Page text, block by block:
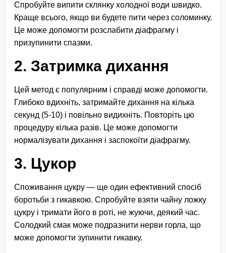
Спробуйте випити склянку холодної води швидко.
Краще всього, якщо ви будете пити через соломинку.
Це може допомогти розслабити діафрагму і
призупинити спазми.
2. Затримка дихання
Цей метод є популярним і справді може допомогти.
Глибоко вдихніть, затримайте дихання на кілька
секунд (5-10) і повільно видихніть. Повторіть цю
процедуру кілька разів. Це може допомогти
нормалізувати дихання і заспокоїти діафрагму.
3. Цукор
Споживання цукру — ще один ефективний спосіб
боротьби з гикавкою. Спробуйте взяти чайну ложку
цукру і тримати його в роті, не жуючи, деякий час.
Солодкий смак може подразнити нерви горла, що
може допомогти зупинити гикавку.